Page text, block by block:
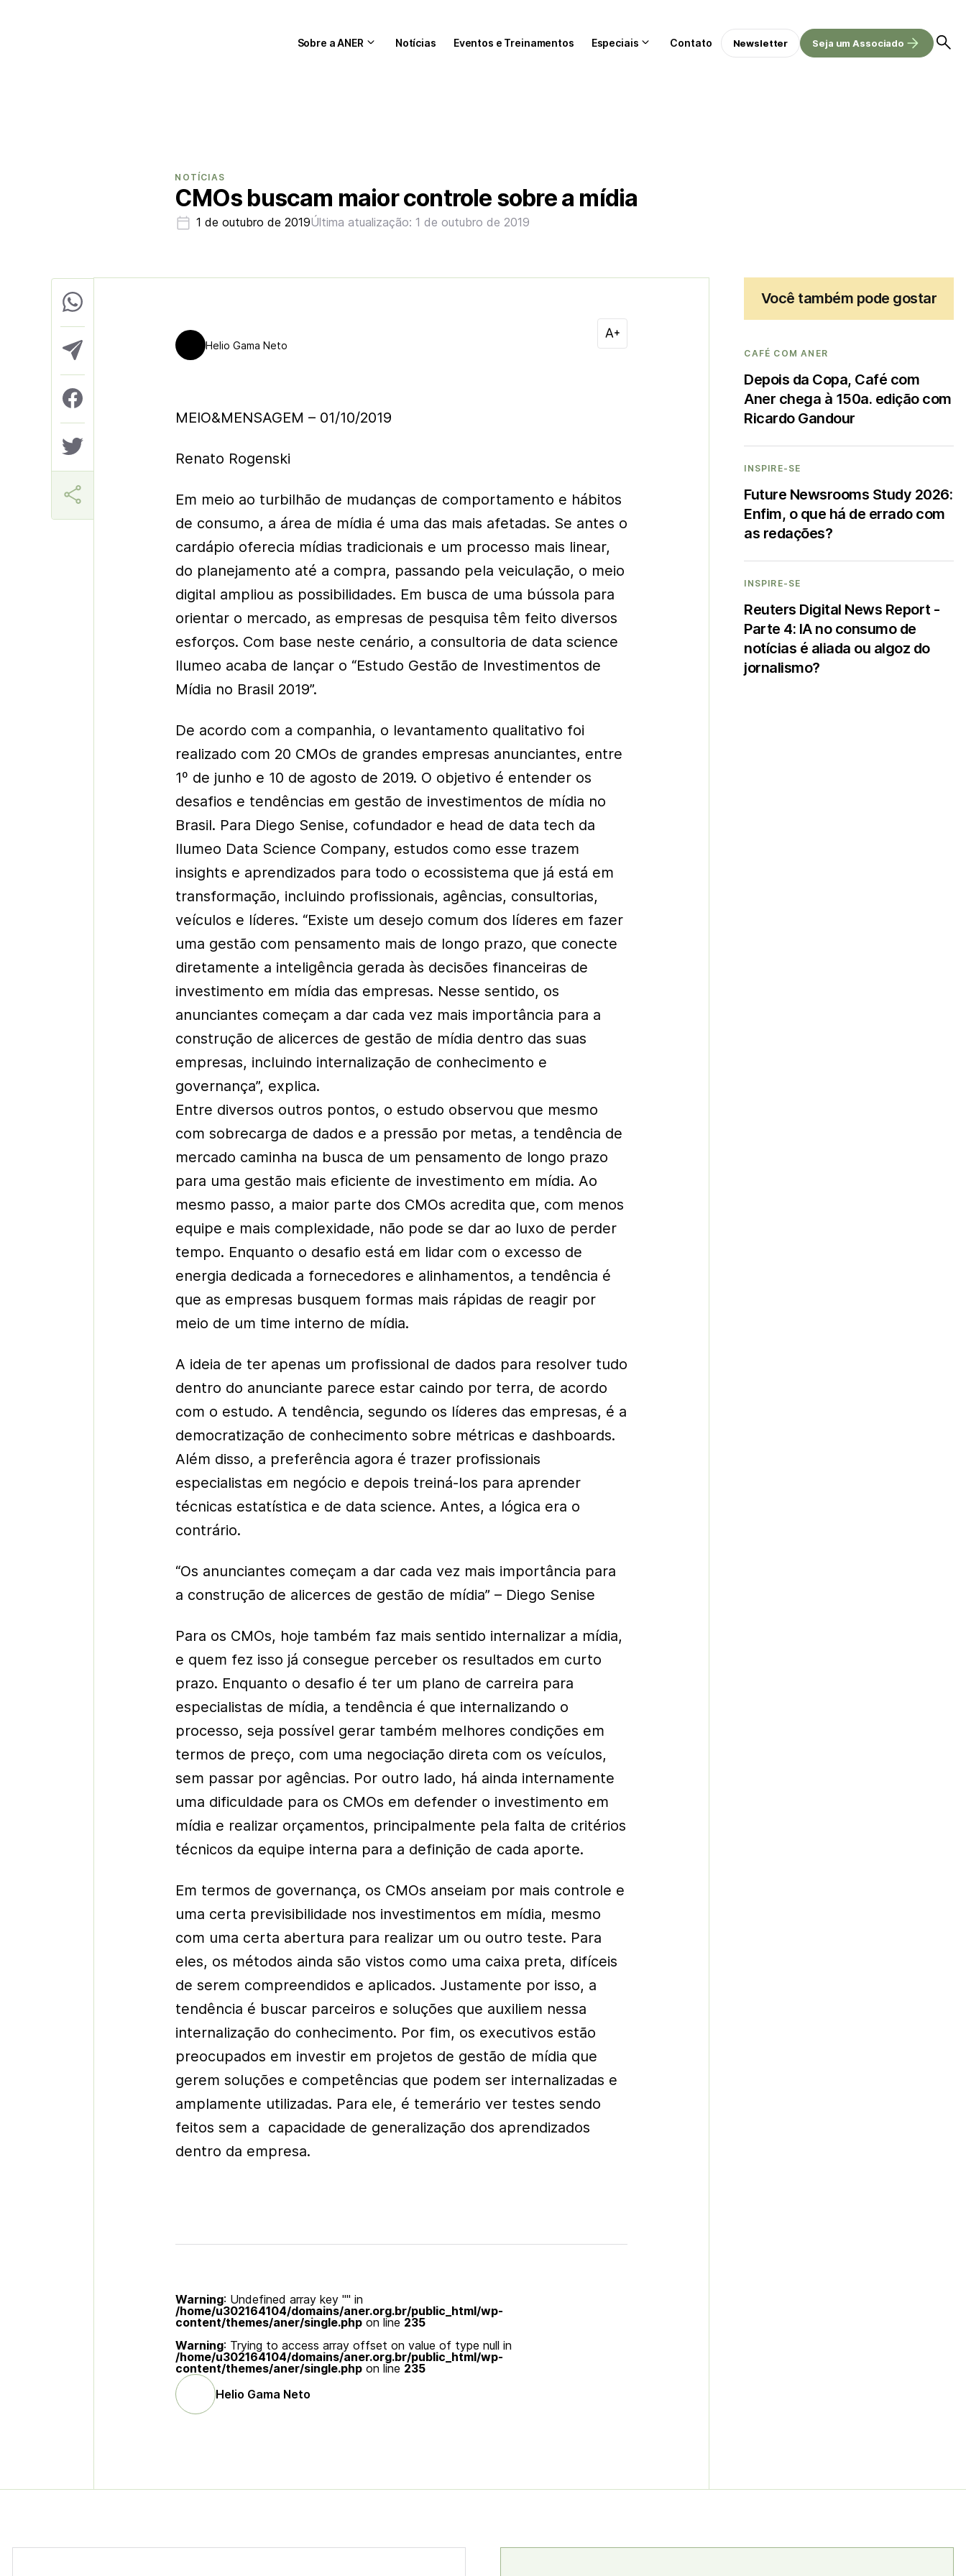
Sobre a ANER Notícias Eventos e Treinamentos Especiais Contato Newsletter Seja um Associado
NOTÍCIAS
CMOs buscam maior controle sobre a mídia
1 de outubro de 2019Última atualização: 1 de outubro de 2019
Helio Gama Neto
MEIO&MENSAGEM – 01/10/2019
Renato Rogenski
Em meio ao turbilhão de mudanças de comportamento e hábitos
de consumo, a área de mídia é uma das mais afetadas. Se antes o
cardápio oferecia mídias tradicionais e um processo mais linear,
do planejamento até a compra, passando pela veiculação, o meio
digital ampliou as possibilidades. Em busca de uma bússola para
orientar o mercado, as empresas de pesquisa têm feito diversos
esforços. Com base neste cenário, a consultoria de data science
Ilumeo acaba de lançar o “Estudo Gestão de Investimentos de
Mídia no Brasil 2019”.
De acordo com a companhia, o levantamento qualitativo foi
realizado com 20 CMOs de grandes empresas anunciantes, entre
1º de junho e 10 de agosto de 2019. O objetivo é entender os
desafios e tendências em gestão de investimentos de mídia no
Brasil. Para Diego Senise, cofundador e head de data tech da
Ilumeo Data Science Company, estudos como esse trazem
insights e aprendizados para todo o ecossistema que já está em
transformação, incluindo profissionais, agências, consultorias,
veículos e líderes. “Existe um desejo comum dos líderes em fazer
uma gestão com pensamento mais de longo prazo, que conecte
diretamente a inteligência gerada às decisões financeiras de
investimento em mídia das empresas. Nesse sentido, os
anunciantes começam a dar cada vez mais importância para a
construção de alicerces de gestão de mídia dentro das suas
empresas, incluindo internalização de conhecimento e
governança”, explica.
Entre diversos outros pontos, o estudo observou que mesmo
com sobrecarga de dados e a pressão por metas, a tendência de
mercado caminha na busca de um pensamento de longo prazo
para uma gestão mais eficiente de investimento em mídia. Ao
mesmo passo, a maior parte dos CMOs acredita que, com menos
equipe e mais complexidade, não pode se dar ao luxo de perder
tempo. Enquanto o desafio está em lidar com o excesso de
energia dedicada a fornecedores e alinhamentos, a tendência é
que as empresas busquem formas mais rápidas de reagir por
meio de um time interno de mídia.
A ideia de ter apenas um profissional de dados para resolver tudo
dentro do anunciante parece estar caindo por terra, de acordo
com o estudo. A tendência, segundo os líderes das empresas, é a
democratização de conhecimento sobre métricas e dashboards.
Além disso, a preferência agora é trazer profissionais
especialistas em negócio e depois treiná-los para aprender
técnicas estatística e de data science. Antes, a lógica era o
contrário.
“Os anunciantes começam a dar cada vez mais importância para
a construção de alicerces de gestão de mídia” – Diego Senise
Para os CMOs, hoje também faz mais sentido internalizar a mídia,
e quem fez isso já consegue perceber os resultados em curto
prazo. Enquanto o desafio é ter um plano de carreira para
especialistas de mídia, a tendência é que internalizando o
processo, seja possível gerar também melhores condições em
termos de preço, com uma negociação direta com os veículos,
sem passar por agências. Por outro lado, há ainda internamente
uma dificuldade para os CMOs em defender o investimento em
mídia e realizar orçamentos, principalmente pela falta de critérios
técnicos da equipe interna para a definição de cada aporte.
Em termos de governança, os CMOs anseiam por mais controle e
uma certa previsibilidade nos investimentos em mídia, mesmo
com uma certa abertura para realizar um ou outro teste. Para
eles, os métodos ainda são vistos como uma caixa preta, difíceis
de serem compreendidos e aplicados. Justamente por isso, a
tendência é buscar parceiros e soluções que auxiliem nessa
internalização do conhecimento. Por fim, os executivos estão
preocupados em investir em projetos de gestão de mídia que
gerem soluções e competências que podem ser internalizadas e
amplamente utilizadas. Para ele, é temerário ver testes sendo
feitos sem a capacidade de generalização dos aprendizados
dentro da empresa.
Warning: Undefined array key "" in
/home/u302164104/domains/aner.org.br/public_html/wp-
content/themes/aner/single.php on line 235
Warning: Trying to access array offset on value of type null in
/home/u302164104/domains/aner.org.br/public_html/wp-
content/themes/aner/single.php on line 235
Helio Gama Neto
Você também pode gostar
CAFÉ COM ANER
Depois da Copa, Café com
Aner chega à 150a. edição com
Ricardo Gandour
INSPIRE-SE
Future Newsrooms Study 2026:
Enfim, o que há de errado com
as redações?
INSPIRE-SE
Reuters Digital News Report -
Parte 4: IA no consumo de
notícias é aliada ou algoz do
jornalismo?